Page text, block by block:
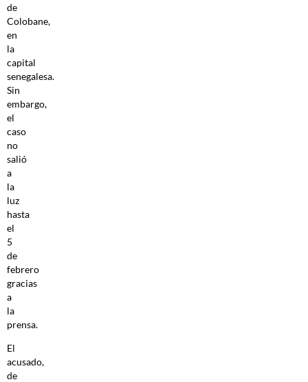
de
Colobane,
en
la
capital
senegalesa.
Sin
embargo,
el
caso
no
salió
a
la
luz
hasta
el
5
de
febrero
gracias
a
la
prensa.
El
acusado,
de